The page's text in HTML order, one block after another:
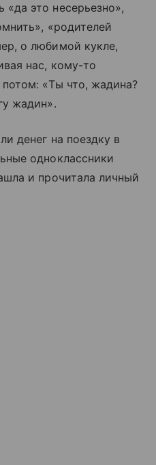
это несерьезно»,
«родителей
о любимой кукле,
нас, кому-то
«Ты что, жадина?
жадин».
денег на поездку в
одноклассники
и прочитала личный